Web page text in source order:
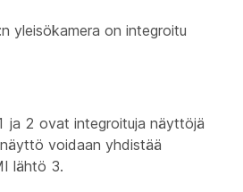
yleisökamera on integroitu
ja 2 ovat integroituja näyttöjä
voidaan yhdistää
lähtö 3.